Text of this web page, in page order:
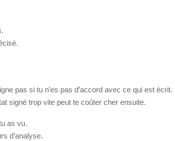
pas si tu n’es pas d’accord avec ce qui est
signé trop vite peut te coûter cher ensuite.
as vu.
d’analyse.